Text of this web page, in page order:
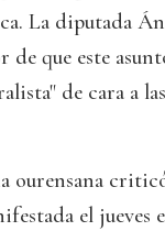
La diputada
de que este
de cara a
ourensana
el jueves